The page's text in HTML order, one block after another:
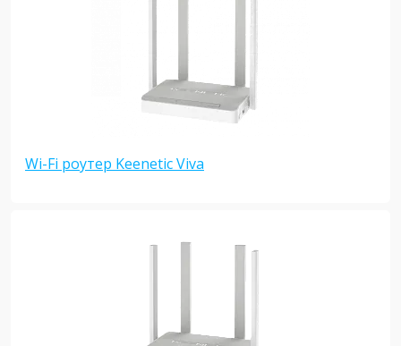
Wi-Fi роутер Keenetic Viva